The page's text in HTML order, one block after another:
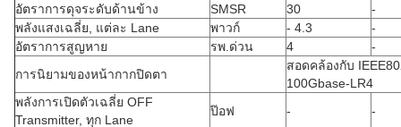
อัตราการดุจระดับด้านข้าง SMSR 30
-
พลังแสงเฉลี่ย, แต่ละ Lane
พาวก์ - 4.3
-
อัตราการสูญหาย
รพ.ด่วน 4
-
การนิยามของหน้ากากปิดตา
สอดคล้องกับ
100Gbase-LR4
พลังการเปิดตัวเฉลี่ย OFF
Transmitter, ทุก Lane
ป๊อฟ -
-